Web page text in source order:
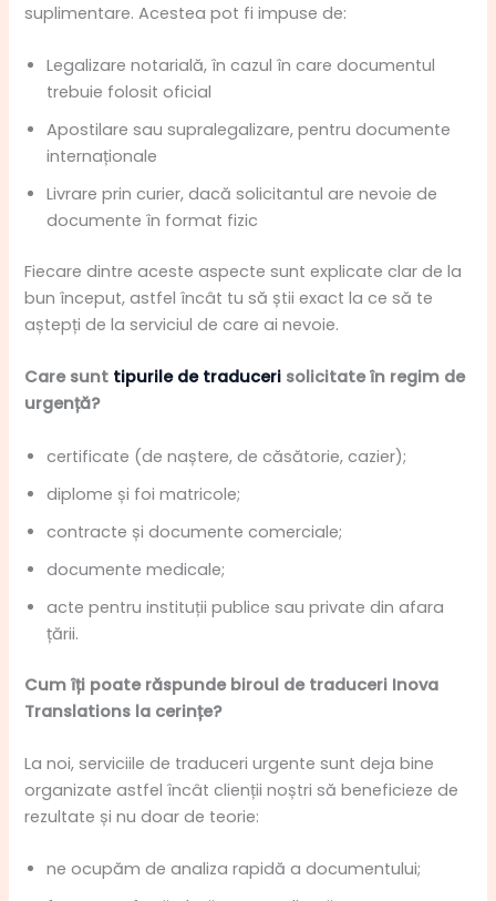
suplimentare. Acestea pot fi impuse de:
Legalizare notarială, în cazul în care documentul
trebuie folosit oficial
Apostilare sau supralegalizare, pentru documente
internaționale
Livrare prin curier, dacă solicitantul are nevoie de
documente în format fizic
Fiecare dintre aceste aspecte sunt explicate clar de la
bun început, astfel încât tu să știi exact la ce să te
aștepți de la serviciul de care ai nevoie.
Care sunt tipurile de traduceri solicitate în regim de
urgență?
certificate (de naștere, de căsătorie, cazier);
diplome și foi matricole;
contracte și documente comerciale;
documente medicale;
acte pentru instituții publice sau private din afara
țării.
Cum îți poate răspunde biroul de traduceri Inova
Translations la cerințe?
La noi, serviciile de traduceri urgente sunt deja bine
organizate astfel încât clienții noștri să beneficieze de
rezultate și nu doar de teorie:
ne ocupăm de analiza rapidă a documentului;